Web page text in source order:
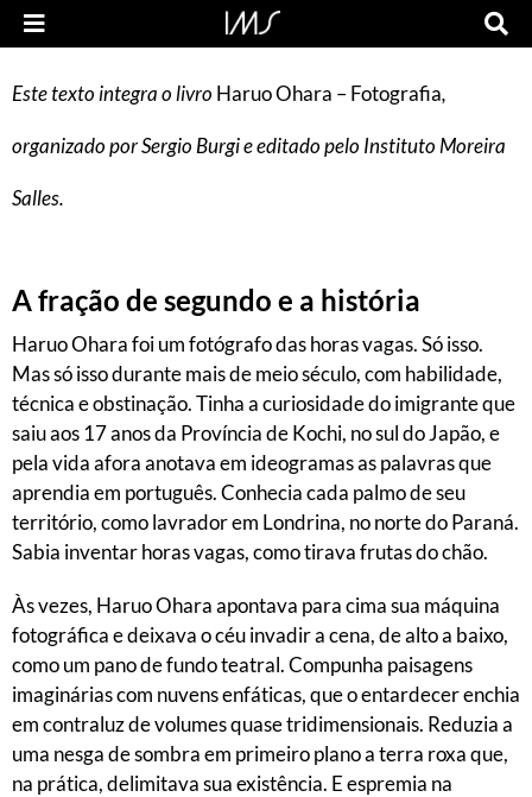
Este texto integra o livro Haruo Ohara – Fotografia,
organizado por Sergio Burgi e editado pelo Instituto Moreira
Salles.
A fração de segundo e a história
Haruo Ohara foi um fotógrafo das horas vagas. Só isso.
Mas só isso durante mais de meio século, com habilidade,
técnica e obstinação. Tinha a curiosidade do imigrante que
saiu aos 17 anos da Província de Kochi, no sul do Japão, e
pela vida afora anotava em ideogramas as palavras que
aprendia em português. Conhecia cada palmo de seu
território, como lavrador em Londrina, no norte do Paraná.
Sabia inventar horas vagas, como tirava frutas do chão.
Às vezes, Haruo Ohara apontava para cima sua máquina
fotográfica e deixava o céu invadir a cena, de alto a baixo,
como um pano de fundo teatral. Compunha paisagens
imaginárias com nuvens enfáticas, que o entardecer enchia
em contraluz de volumes quase tridimensionais. Reduzia a
uma nesga de sombra em primeiro plano a terra roxa que,
na prática, delimitava sua existência. E espremia na